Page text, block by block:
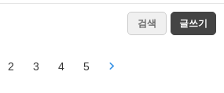
검색 글쓰기
2 3 4 5